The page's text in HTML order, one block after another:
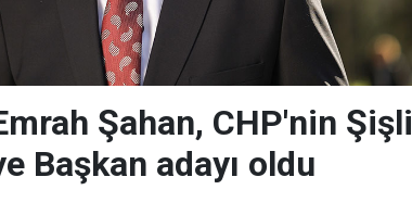
Şahan, CHP'nin Şişli
Başkan adayı oldu